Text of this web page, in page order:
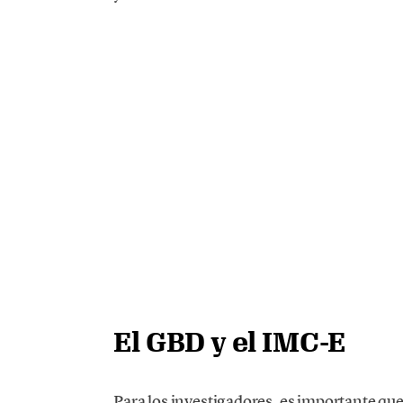
El GBD y el IMC-E